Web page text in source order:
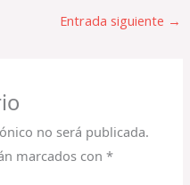
Entrada siguiente →
no será publicada.
marcados con*